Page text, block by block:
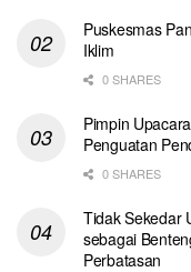
Puskesmas
Iklim
0 SHARES
Pimpin
Penguatan
0 SHARES
Tidak Sekedar
sebagai
Perbatasan